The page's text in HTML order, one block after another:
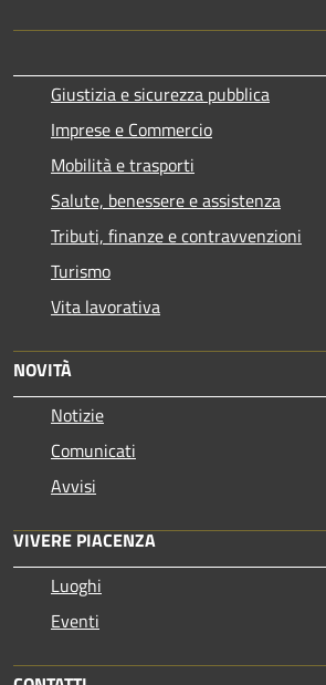
Giustizia e sicurezza pubblica
Imprese e Commercio
Mobilità e trasporti
Salute, benessere e assistenza
Tributi, finanze e contravvenzioni
Turismo
Vita lavorativa
NOVITÀ
Notizie
Comunicati
Avvisi
VIVERE PIACENZA
Luoghi
Eventi